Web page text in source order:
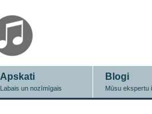
Apskati
Labais un nozīmīgais
Blogi
Mūsu ekspertu